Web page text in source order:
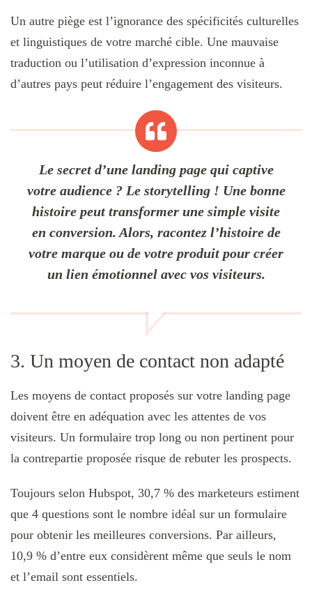
Un autre piège est l’ignorance des spécificités culturelles
et linguistiques de votre marché cible. Une mauvaise
traduction ou l’utilisation d’expression inconnue à
d’autres pays peut réduire l’engagement des visiteurs.
Le secret d’une landing page qui captive
votre audience ? Le storytelling ! Une bonne
histoire peut transformer une simple visite
en conversion. Alors, racontez l’histoire de
votre marque ou de votre produit pour créer
un lien émotionnel avec vos visiteurs.
3. Un moyen de contact non adapté
Les moyens de contact proposés sur votre landing page
doivent être en adéquation avec les attentes de vos
visiteurs. Un formulaire trop long ou non pertinent pour
la contrepartie proposée risque de rebuter les prospects.
Toujours selon Hubspot, 30,7 % des marketeurs estiment
que 4 questions sont le nombre idéal sur un formulaire
pour obtenir les meilleures conversions. Par ailleurs,
10,9 % d’entre eux considèrent même que seuls le nom
et l’email sont essentiels.